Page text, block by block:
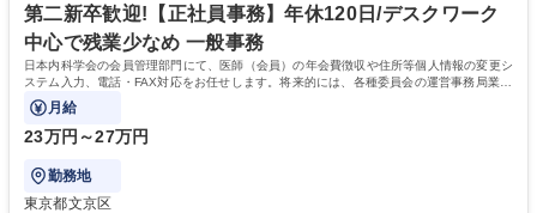
ます。 学歴・資格 学歴：大学院 大学 高専 短大 専修学校 高校 語学力：
資格：
第二新卒歓迎!【正社員事務】年休120日/デスクワーク
中心で残業少なめ 一般事務
日本内科学会の会員管理部門にて、医師（会員）の年会費徴収や住所等個人情報の変更シ
ステム入力、電話・FAX対応をお任せします。将来的には、各種委員会の運営事務局業務
などにも幅広く携わっていただきます。
月給
23万円～27万円
勤務地
東京都文京区